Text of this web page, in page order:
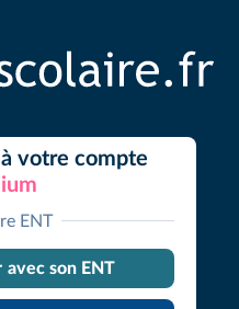
votre compte
ENT
avec son ENT